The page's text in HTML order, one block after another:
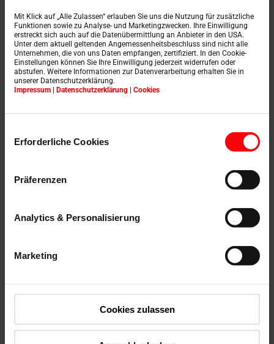
Mit Klick auf „Alle Zulassen“ erlauben Sie uns die Nutzung für zusätzliche
Funktionen sowie zu Analyse- und Marketingzwecken. Ihre Einwilligung
erstreckt sich auch auf die Datenübermittlung an Anbieter in den USA.
Unter dem aktuell geltenden Angemessenheitsbeschluss sind nicht alle
Unternehmen, die von uns Daten empfangen, zertifiziert. In den Cookie-
Einstellungen können Sie Ihre Einwilligung jederzeit widerrufen oder
abstufen. Weitere Informationen zur Datenverarbeitung erhalten Sie in
unserer Datenschutzerklärung.
Impressum | Datenschutzerklärung | Cookies
Erforderliche Cookies
Präferenzen
Analytics & Personalisierung
Marketing
Cookies zulassen
des bords en bois scellés en blanc complètent l'image
d'ensemble.
Les nouveautés s'appliquent dans un premier temps
aux sorties pour toit plat Exklusiv, Elektro, Ecco et
Designo ainsi qu'au capot pour toit plat sans escalier.
Lors du développement de ses sorties pour toitures